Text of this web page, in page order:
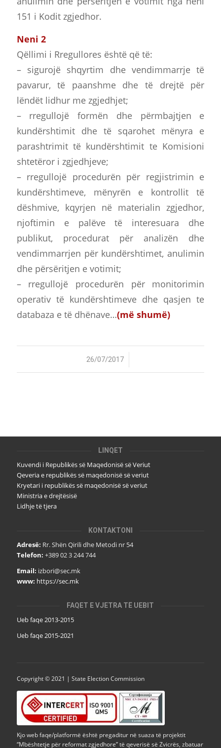
151 i Kodit zgjedhor.
Neni 2
Qëllimi i Rregullores është që të:
– sigurojë shqyrtim dhe vendimmarrje të
pavarur, të paanshme dhe të drejtë për
lëndët lidhur me zgjedhjet;
– rregullojë formën dhe përmbajtjen e
kundërshtimit dhe të sqarohet mënyra e
parashtrimit të kundërshtimit te Komisioni
shtetëror i zgjedhjeve;
– rregullojë procedurën për regjistrimin e
kundërshtimeve, mënyrën e kontrollit të
dëshmive, kqyrjen në materialin zgjedhor,
njoftimin e palëve të interesuara dhe
publikut, procedurat për analizën dhe
vendimmarrjen për kundërshtimet, anulimin
dhe përsëritjen e votimit;
– rregullojë procedurën për monitorimin
operativ të kundërshtimeve dhe qasjen te
databaza e të dhënave…(më shumë)
26/07/2017
/
LINQET
Kuvendi i Republikës së Maqedonisë së Veriut
Qeveria e republikës së maqedonisë së veriut
Kryetari i republikës së maqedonisë së veriut
Ministria e drejtësisë
Lidhje të tjera
KONTAKTONI
Adresë: Rr. Shën Qirili dhe Metodi nr 54
Telefon: +389 02 3 244 744
Email: izbori@sec.mk
www: https://sec.mk
FAQET E VJETRA TË UEBIT
Ueb faqe 2013-2015
Ueb faqe 2015-2021
Copyright © 2021 | State Election Commission
Kjo web faqe/platformë është pregaditur në suaza të projektit
“Mbështetje për reformat zgjedhore” të qeverisë së Zvicrës, zbatuar